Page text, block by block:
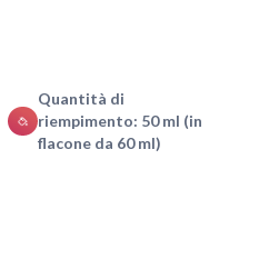
Quantità di
riempimento: 50 ml (in
flacone da 60 ml)